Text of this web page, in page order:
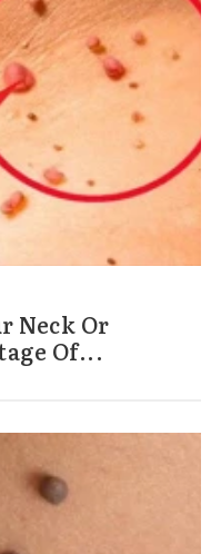
Neck Or
Of...